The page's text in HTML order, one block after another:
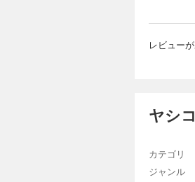
レビュー
ヤシ
カテゴリ
ジャンル